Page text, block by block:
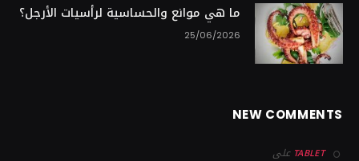
ما هي موانع والحساسية لرأسيات الأرجل؟
25/06/2026
NEW COMMENTS
TABLET على